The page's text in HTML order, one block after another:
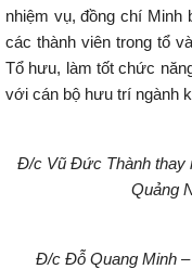
nhiệm vụ, đồng chí
các thành viên trong tổ
Tổ hưu, làm tốt chức
với cán bộ hưu trí ngành
Đ/c Vũ Đức Thành thay
Quảng
Đ/c Đỗ Quang Minh